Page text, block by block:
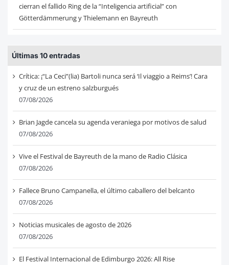
cierran el fallido Ring de la “Inteligencia artificial” con
Götterdämmerung y Thielemann en Bayreuth
Últimas 10 entradas
Crítica: ¡“La Ceci”(lia) Bartoli nunca será ‘Il viaggio a Reims’! Cara
y cruz de un estreno salzburgués
07/08/2026
Brian Jagde cancela su agenda veraniega por motivos de salud
07/08/2026
Vive el Festival de Bayreuth de la mano de Radio Clásica
07/08/2026
Fallece Bruno Campanella, el último caballero del belcanto
07/08/2026
Noticias musicales de agosto de 2026
07/08/2026
El Festival Internacional de Edimburgo 2026: All Rise